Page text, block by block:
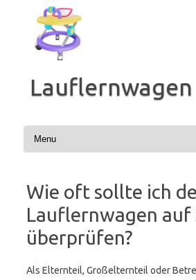
Inhalt
springen
Wie oft sollte ich
Lauflernwagen auf
überprüfen?
Als Elternteil, Großelternteil oder